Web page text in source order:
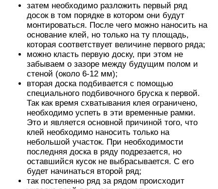
затем необходимо разложить первый ряд
досок в том порядке в котором они будут
монтироваться. После чего можно наносить на
основание клей, но только на ту площадь,
которая соответствует величине первого ряда;
можно класть первую доску, при этом не
забываем о зазоре между будущим полом и
стеной (около 6-12 мм);
вторая доска подбивается с помощью
специального подбивочного бруска к первой.
Так как время схватывания клея ограничено,
необходимо успеть в эти временные рамки.
Это и является основной причиной того, что
клей необходимо наносить только на
небольшой участок. При необходимости
последняя доска в ряду подрезается, но
оставшийся кусок не выбрасывается. С его
будет начинаться второй ряд;
так постепенно ряд за рядом происходит